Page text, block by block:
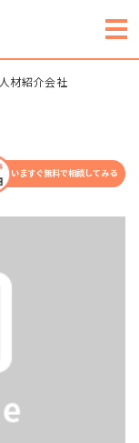
材紹介会社
いますぐ無料で相談してみる